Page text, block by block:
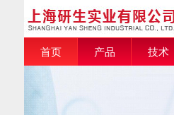
首页 产品 技术